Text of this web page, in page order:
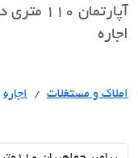
اجاره
املاک و مستغلات اجاره